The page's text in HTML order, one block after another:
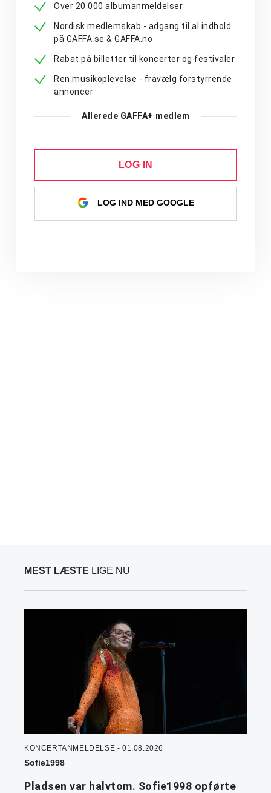
Over 20.000 albumanmeldelser
Nordisk medlemskab - adgang til al indhold
på GAFFA.se & GAFFA.no
Rabat på billetter til koncerter og festivaler
Ren musikoplevelse - fravælg forstyrrende
annoncer
Allerede GAFFA+ medlem
LOG IN
LOG IND MED GOOGLE
MEST LÆSTE LIGE NU
KONCERTANMELDELSE - 01.08.2026
Sofie1998
Pladsen var halvtom. Sofie1998 opførte